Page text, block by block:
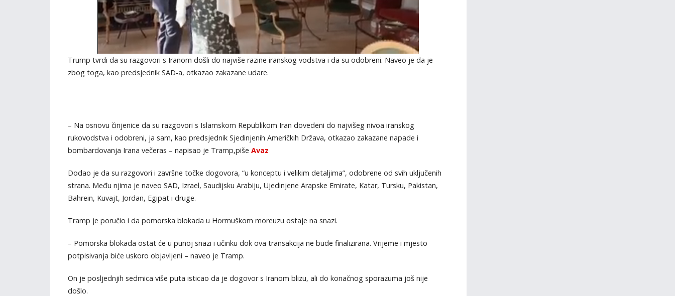
Trump tvrdi da su razgovori s Iranom došli do najviše razine iranskog vodstva i da su odobreni. Naveo je da je
zbog toga, kao predsjednik SAD-a, otkazao zakazane udare.
– Na osnovu činjenice da su razgovori s Islamskom Republikom Iran dovedeni do najvišeg nivoa iranskog
rukovodstva i odobreni, ja sam, kao predsjednik Sjedinjenih Američkih Država, otkazao zakazane napade i
bombardovanja Irana večeras – napisao je Tramp,piše Avaz
Dodao je da su razgovori i završne točke dogovora, “u konceptu i velikim detaljima”, odobrene od svih uključenih
strana. Među njima je naveo SAD, Izrael, Saudijsku Arabiju, Ujedinjene Arapske Emirate, Katar, Tursku, Pakistan,
Bahrein, Kuvajt, Jordan, Egipat i druge.
Tramp je poručio i da pomorska blokada u Hormuškom moreuzu ostaje na snazi.
– Pomorska blokada ostat će u punoj snazi i učinku dok ova transakcija ne bude finalizirana. Vrijeme i mjesto
potpisivanja biće uskoro objavljeni – naveo je Tramp.
On je posljednjih sedmica više puta isticao da je dogovor s Iranom blizu, ali do konačnog sporazuma još nije
došlo.